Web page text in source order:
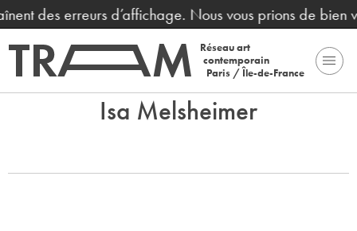
des erreurs d’affichage. Nous vous prions de
Réseau art
contemporain
Paris / Île-de-France
Isa Melsheimer